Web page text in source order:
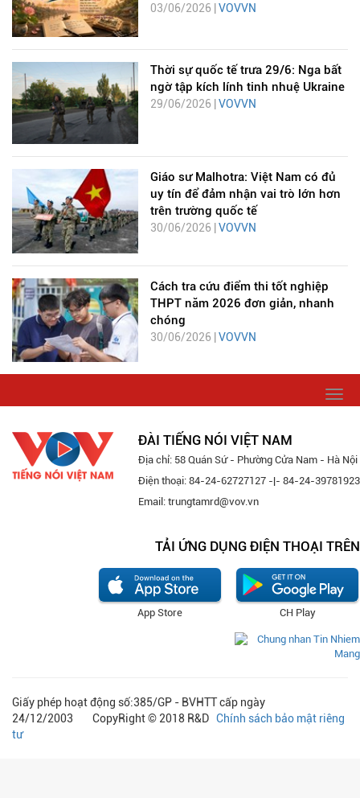
03/06/2026 | VOVVN
Thời sự quốc tế trưa 29/6: Nga bất
ngờ tập kích lính tinh nhuệ Ukraine
29/06/2026 | VOVVN
Giáo sư Malhotra: Việt Nam có đủ
uy tín để đảm nhận vai trò lớn hơn
trên trường quốc tế
30/06/2026 | VOVVN
Cách tra cứu điểm thi tốt nghiệp
THPT năm 2026 đơn giản, nhanh
chóng
30/06/2026 | VOVVN
ĐÀI TIẾNG NÓI VIỆT NAM
Địa chỉ: 58 Quán Sứ - Phường Cửa Nam - Hà Nội
Điện thoại: 84-24-62727127 -|- 84-24-39781923
Email: trungtamrd@vov.vn
TẢI ỨNG DỤNG ĐIỆN THOẠI TRÊN
CH Play
App Store
Giấy phép hoạt động số:385/GP - BVHTT cấp ngày
24/12/2003 CopyRight © 2018 R&D Chính sách bảo mật riêng
tư